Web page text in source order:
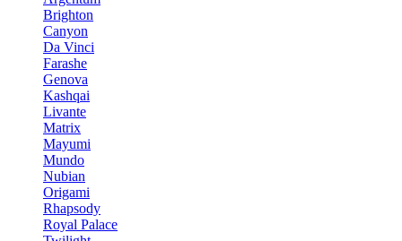
Brighton
Canyon
Da Vinci
Farashe
Genova
Kashqai
Livante
Matrix
Mayumi
Mundo
Nubian
Origami
Rhapsody
Royal Palace